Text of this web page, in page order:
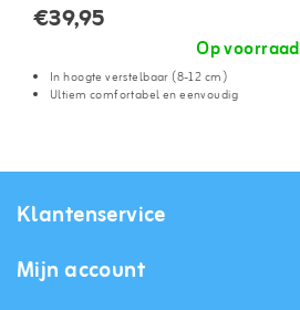
€39,95
Op voorraad
In hoogte verstelbaar (8-12 cm)
Ultiem comfortabel en eenvoudig
Klantenservice
Mijn account